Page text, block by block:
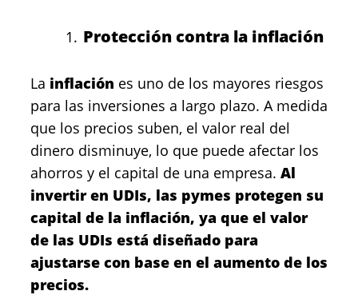
Protección contra la inflación
La inflación es uno de los mayores riesgos
para las inversiones a largo plazo. A medida
que los precios suben, el valor real del
dinero disminuye, lo que puede afectar los
ahorros y el capital de una empresa. Al
invertir en UDIs, las pymes protegen su
capital de la inflación, ya que el valor
de las UDIs está diseñado para
ajustarse con base en el aumento de los
precios.